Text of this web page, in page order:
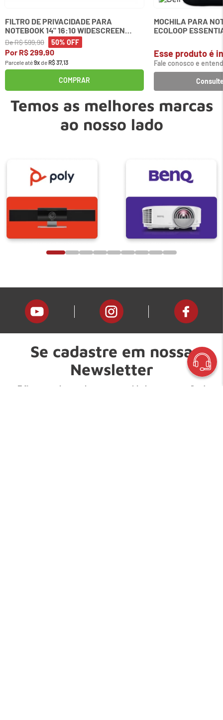
FILTRO DE PRIVACIDADE PARA
NOTEBOOK 14" 16:10 WIDESCREEN
KENSINGTON
DeR$599,90 50% OFF
Por R$299,90
Parcele até9xdeR$37,13
COMPRAR
MOCHILA PARA
ECOLOOP
Esse produto é
Fale conosco e
Temos as melhores marcas
ao nosso lado
Se cadastre em nossa
Newsletter
E fique por dentro de nossas novidades e promoções!